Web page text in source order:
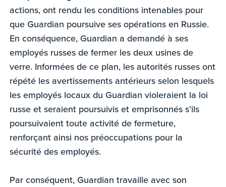
actions, ont rendu les conditions intenables pour
que Guardian poursuive ses opérations en Russie.
En conséquence, Guardian a demandé à ses
employés russes de fermer les deux usines de
verre. Informées de ce plan, les autorités russes ont
répété les avertissements antérieurs selon lesquels
les employés locaux du Guardian violeraient la loi
russe et seraient poursuivis et emprisonnés s’ils
poursuivaient toute activité de fermeture,
renforçant ainsi nos préoccupations pour la
sécurité des employés.
Par conséquent, Guardian travaille avec son